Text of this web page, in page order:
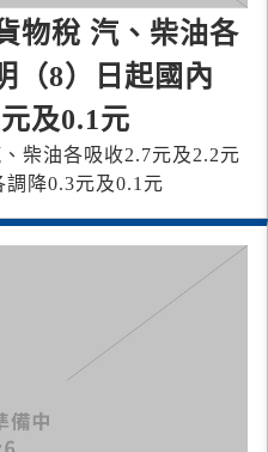
物稅 汽、柴油各
（8）日起國內
及0.1元
柴油各吸收2.7元及2.2元
降0.3元及0.1元